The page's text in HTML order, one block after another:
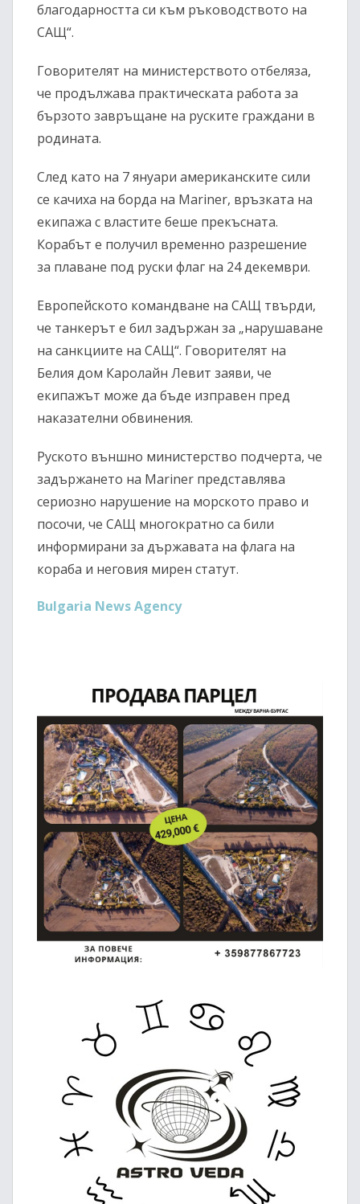
благодарността си към ръководството на
САЩ“.
Говорителят на министерството отбеляза,
че продължава практическата работа за
бързото завръщане на руските граждани в
родината.
След като на 7 януари американските сили
се качиха на борда на Mariner, връзката на
екипажа с властите беше прекъсната.
Корабът е получил временно разрешение
за плаване под руски флаг на 24 декември.
Европейското командване на САЩ твърди,
че танкерът е бил задържан за „нарушаване
на санкциите на САЩ“. Говорителят на
Белия дом Каролайн Левит заяви, че
екипажът може да бъде изправен пред
наказателни обвинения.
Руското външно министерство подчерта, че
задържането на Mariner представлява
сериозно нарушение на морското право и
посочи, че САЩ многократно са били
информирани за държавата на флага на
кораба и неговия мирен статут.
Bulgaria News Agency